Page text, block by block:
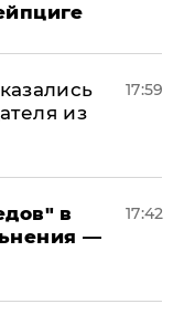
из
17:59
в
—
17:42